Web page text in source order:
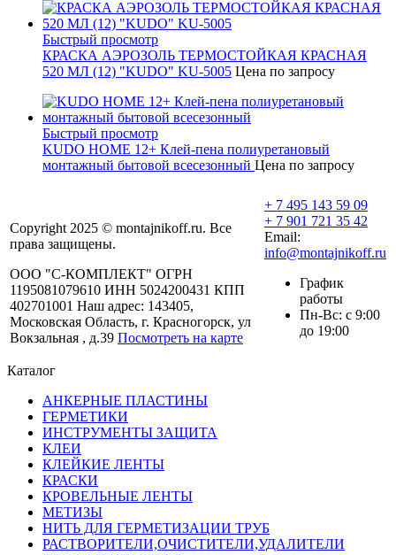
Быстрый просмотр
КРАСКА АЭРОЗОЛЬ ТЕРМОСТОЙКАЯ КРАСНАЯ
520 МЛ (12) "KUDO" KU-5005 Цена по запросу
Быстрый просмотр
KUDO НОМЕ 12+ Клей-пена полиуретановый
монтажный бытовой всесезонный Цена по запросу
Copyright 2025 © montajnikoff.ru. Все
права защищены.
ООО "С-КОМПЛЕКТ" ОГРН
1195081079610 ИНН 5024200431 КПП
402701001 Наш адрес: 143405,
Московская Область, г. Красногорск, ул
Вокзальная , д.39 Посмотреть на карте
+ 7 495 143 59 09
+ 7 901 721 35 42
Email:
info@montajnikoff.ru
График
работы
Пн-Вс: с 9:00
до 19:00
Каталог
АНКЕРНЫЕ ПЛАСТИНЫ
ГЕРМЕТИКИ
ИНСТРУМЕНТЫ ЗАЩИТА
КЛЕИ
КЛЕЙКИЕ ЛЕНТЫ
КРАСКИ
КРОВЕЛЬНЫЕ ЛЕНТЫ
МЕТИЗЫ
НИТЬ ДЛЯ ГЕРМЕТИЗАЦИИ ТРУБ
РАСТВОРИТЕЛИ,ОЧИСТИТЕЛИ,УДАЛИТЕЛИ